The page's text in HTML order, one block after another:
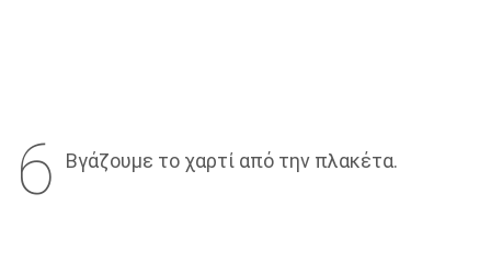
6 Βγάζουμε το χαρτί από την πλακέτα.